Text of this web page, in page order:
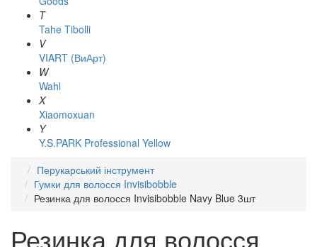
T
Tahe Tibolli
V
VIART (ВиАрт)
W
Wahl
X
Xiaomoxuan
Y
Y.S.PARK Professional Yellow
Перукарський інструмент
Гумки для волосся Invisibobble
Резинка для волосся Invisibobble Navy Blue 3шт
Резинка для волосся